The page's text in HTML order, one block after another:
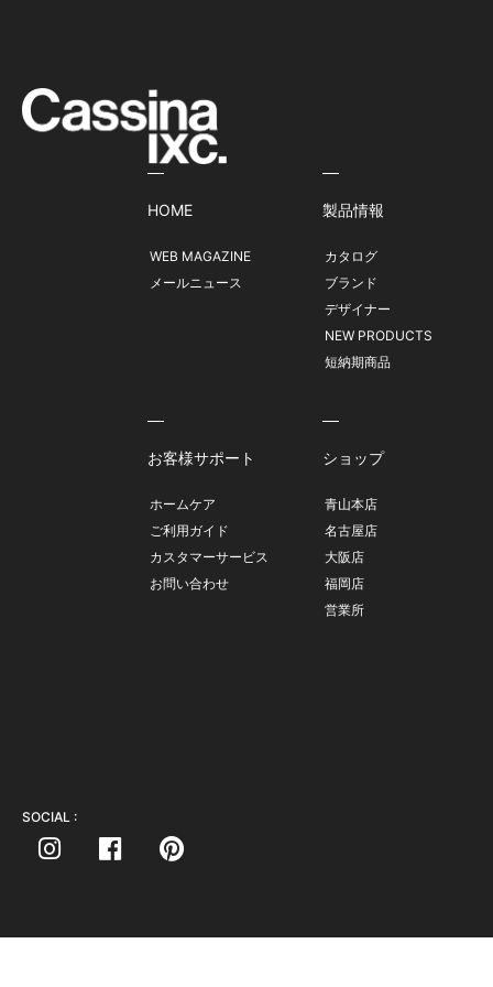
HOME
WEB MAGAZINE
メールニュース
製品情報
カタログ
ブランド
デザイナー
NEW PRODUCTS
短納期商品
お客様サポート
ホームケア
ご利用ガイド
カスタマーサービス
お問い合わせ
ショップ
青山本店
名古屋店
大阪店
福岡店
営業所
SOCIAL :